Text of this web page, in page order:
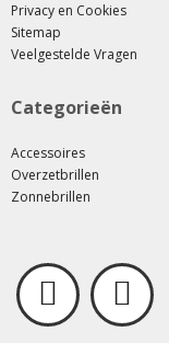
Privacy en Cookies
Sitemap
Veelgestelde Vragen
Categorieën
Accessoires
Overzetbrillen
Zonnebrillen